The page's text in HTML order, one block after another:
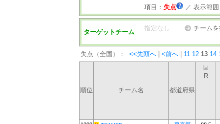
項目： 失点 ／ 表示範囲
ターゲットチーム
指定なし チーム
失点（全国）： <<先頭へ <前へ 11 12 13 14
順位 チーム名 都道府県
R